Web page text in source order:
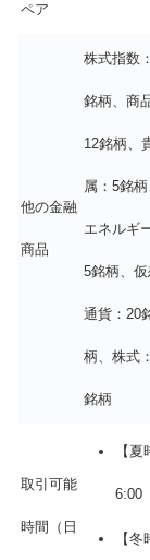
ペア
他の金融
商品
株式指数
銘柄、商
12銘柄、
属：5銘柄
エネルギ
5銘柄、仮
通貨：20
柄、株式
銘柄
取引可能
時間（日
【
6:00
【